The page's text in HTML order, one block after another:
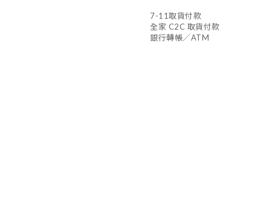
7-11取貨付款
全家 C2C 取貨付款
銀行轉帳／ATM